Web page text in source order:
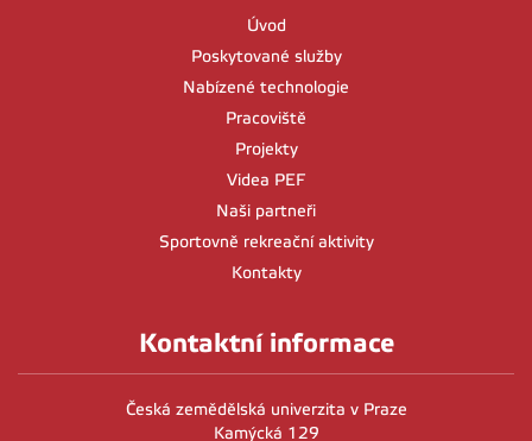
Úvod
Poskytované služby
Nabízené technologie
Pracoviště
Projekty
Videa PEF
Naši partneři
Sportovně rekreační aktivity
Kontakty
Kontaktní informace
Česká zemědělská univerzita v Praze
Kamýcká 129